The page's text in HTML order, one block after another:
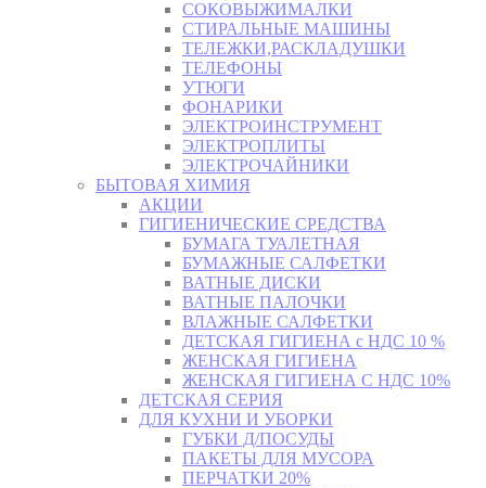
СОКОВЫЖИМАЛКИ
СТИРАЛЬНЫЕ МАШИНЫ
ТЕЛЕЖКИ,РАСКЛАДУШКИ
ТЕЛЕФОНЫ
УТЮГИ
ФОНАРИКИ
ЭЛЕКТРОИНСТРУМЕНТ
ЭЛЕКТРОПЛИТЫ
ЭЛЕКТРОЧАЙНИКИ
БЫТОВАЯ ХИМИЯ
АКЦИИ
ГИГИЕНИЧЕСКИЕ СРЕДСТВА
БУМАГА ТУАЛЕТНАЯ
БУМАЖНЫЕ САЛФЕТКИ
ВАТНЫЕ ДИСКИ
ВАТНЫЕ ПАЛОЧКИ
ВЛАЖНЫЕ САЛФЕТКИ
ДЕТСКАЯ ГИГИЕНА с НДС 10 %
ЖЕНСКАЯ ГИГИЕНА
ЖЕНСКАЯ ГИГИЕНА С НДС 10%
ДЕТСКАЯ СЕРИЯ
ДЛЯ КУХНИ И УБОРКИ
ГУБКИ Д/ПОСУДЫ
ПАКЕТЫ ДЛЯ МУСОРА
ПЕРЧАТКИ 20%